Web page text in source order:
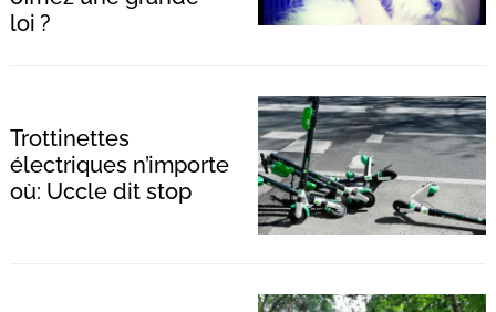
loi ?
Trottinettes
électriques n’importe
où: Uccle dit stop